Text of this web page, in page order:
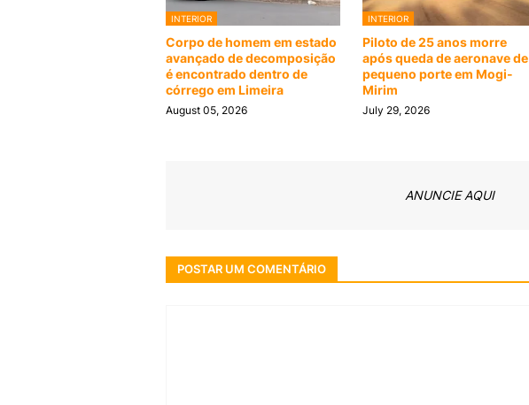
INTERIOR
Corpo de homem em estado
avançado de decomposição
é encontrado dentro de
córrego em Limeira
August 05, 2026
INTERIOR
Piloto de 25 anos morre
após queda de aeronave de
pequeno porte em Mogi-
Mirim
July 29, 2026
ANUNCIE AQUI
POSTAR UM COMENTÁRIO